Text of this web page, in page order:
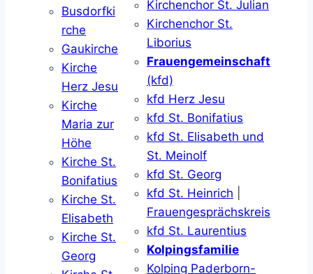
Busdorfki
rche
Gaukirche
Kirche
Herz Jesu
Kirche
Maria zur
Höhe
Kirche St.
Bonifatius
Kirche St.
Elisabeth
Kirche St.
Georg
Kirchenchor St. Julian
Kirchenchor St.
Liborius
Frauengemeinschaft
(kfd)
kfd Herz Jesu
kfd St. Bonifatius
kfd St. Elisabeth und
St. Meinolf
kfd St. Georg
kfd St. Heinrich
Frauengesprächskreis
kfd St. Laurentius
Kolpingsfamilie
Kolping Paderborn-